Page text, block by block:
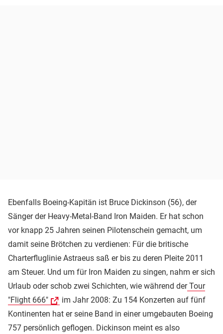
Ebenfalls Boeing-Kapitän ist Bruce Dickinson (56), der
Sänger der Heavy-Metal-Band Iron Maiden. Er hat schon
vor knapp 25 Jahren seinen Pilotenschein gemacht, um
damit seine Brötchen zu verdienen: Für die britische
Charterfluglinie Astraeus saß er bis zu deren Pleite 2011
am Steuer. Und um für Iron Maiden zu singen, nahm er sich
Urlaub oder schob zwei Schichten, wie während derTour
"Flight 666"
im Jahr 2008: Zu 154 Konzerten auf fünf
Kontinenten hat er seine Band in einer umgebauten Boeing
757 persönlich geflogen. Dickinson meint es also